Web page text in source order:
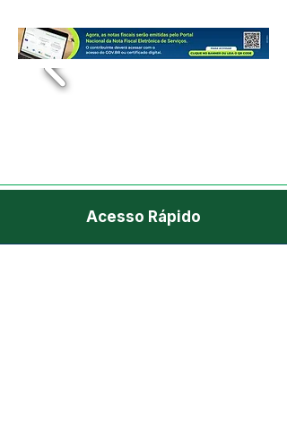
Acesso Rápido